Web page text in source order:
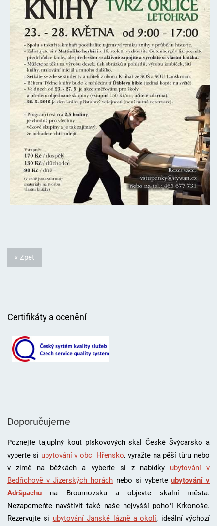
« Zpět
Certifikáty a ocenění
Doporučujeme
Poznejte tajuplný kout pískovových skal České Švýcarsko a
vyberte si ubytování v obci Hřensko, vyražte na pěší tůru nebo
v zimě na běžkách a vyberte si z nabídky ubytování v
Bedřichově v Jizerských horách nebo si vyberteubytování v
Adršpachu
na Broumovsku a objevte skalní města.
Nezapomeňte navštívit také naše nejvyšší pohoří Krkonoše.
Rezervujte si ubytování Janské lázně a okolí, ideální výchozí